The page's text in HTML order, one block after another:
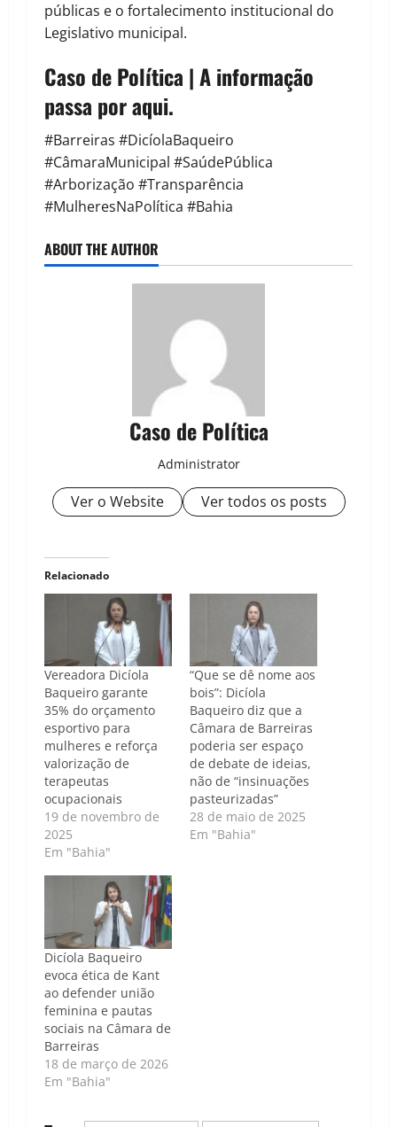
públicas e o fortalecimento institucional do
Legislativo municipal.
Caso de Política | A informação
passa por aqui.
#Barreiras #DicíolaBaqueiro
#CâmaraMunicipal #SaúdePública
#Arborização #Transparência
#MulheresNaPolítica #Bahia
ABOUT THE AUTHOR
Caso de Política
Administrator
Ver o Website Ver todos os posts
Relacionado
Vereadora Dicíola
Baqueiro garante
35% do orçamento
esportivo para
mulheres e reforça
valorização de
terapeutas
ocupacionais
19 de novembro de
2025
Em "Bahia"
“Que se dê nome aos
bois”: Dicíola
Baqueiro diz que a
Câmara de Barreiras
poderia ser espaço
de debate de ideias,
não de “insinuações
pasteurizadas”
28 de maio de 2025
Em "Bahia"
Dicíola Baqueiro
evoca ética de Kant
ao defender união
feminina e pautas
sociais na Câmara de
Barreiras
18 de março de 2026
Em "Bahia"